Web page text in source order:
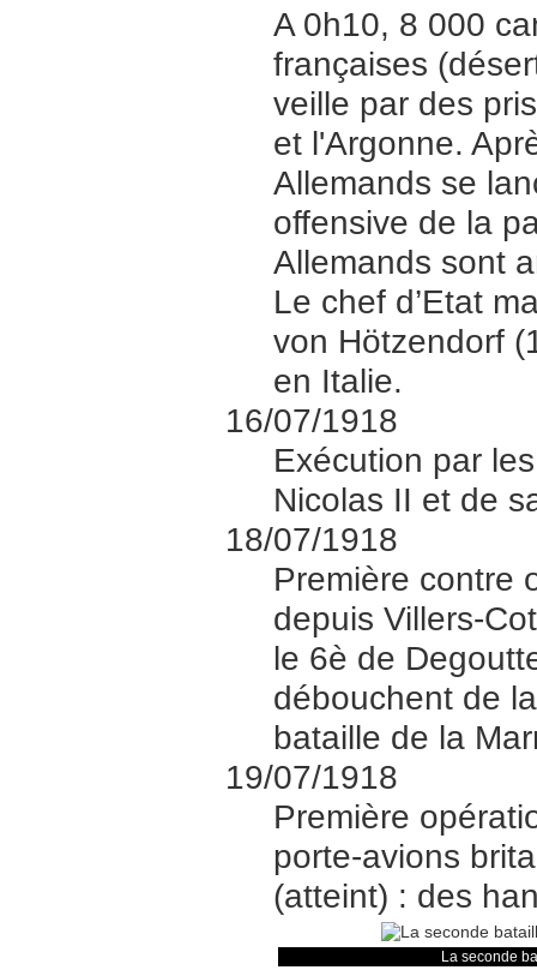
A 0h10, 8 000
françaises
veille par des
et l'Argonne.
Allemands se
offensive de la
Allemands sont
Le chef d’Etat
von Hötzendorf
en Italie.
16/07/1918
Exécution par
Nicolas II et de
18/07/1918
Première contre
depuis Villers-
le 6è de
débouchent de
bataille de la
19/07/1918
Première
porte-avions
(atteint) : des
La seconde